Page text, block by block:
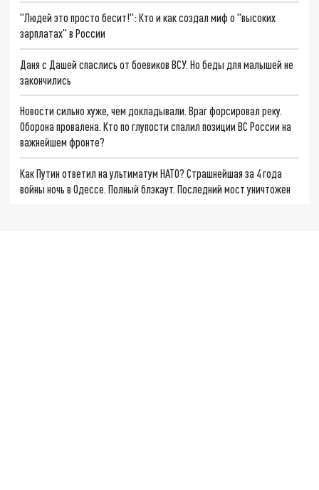
"Людей это просто бесит!": Кто и как создал миф о "высоких
зарплатах" в России
Даня с Дашей спаслись от боевиков ВСУ. Но беды для малышей не
закончились
Новости сильно хуже, чем докладывали. Враг форсировал реку.
Оборона провалена. Кто по глупости спалил позиции ВС России на
важнейшем фронте?
Как Путин ответил на ультиматум НАТО? Страшнейшая за 4 года
войны ночь в Одессе. Полный блэкаут. Последний мост уничтожен